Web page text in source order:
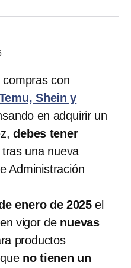
con
Shein y
en adquirir un
debes tener
una nueva
Administración
enero de 2025 el
vigor de nuevas
productos
no tienen un